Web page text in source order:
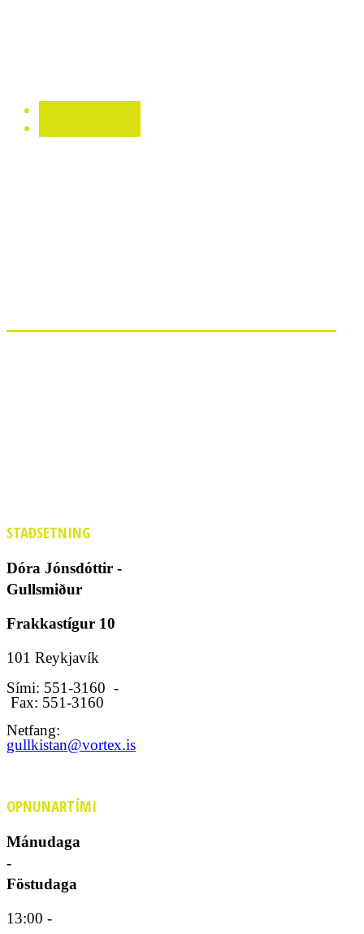
STAÐSETNING
Dóra Jónsdóttir -
Gullsmiður
Frakkastígur 10
101 Reykjavík
Sími: 551-3160 -
Fax: 551-3160
Netfang:
gullkistan@vortex.is
OPNUNARTÍMI
Mánudaga
-
Föstudaga
13:00 -